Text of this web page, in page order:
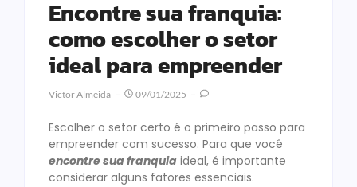
Encontre sua franquia:
como escolher o setor
ideal para empreender
Victor Almeida 09/01/2025
Escolher o setor certo é o primeiro passo para
empreender com sucesso. Para que você
encontre sua franquia ideal, é importante
considerar alguns fatores essenciais.